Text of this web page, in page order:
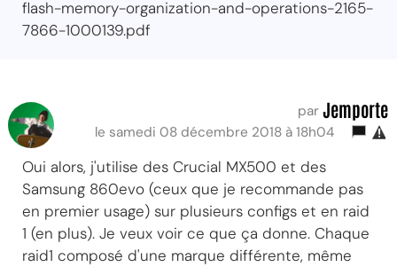
flash-memory-organization-and-operations-2165-
7866-1000139.pdf
par Jemporte
le samedi 08 décembre 2018 à 18h04
Oui alors, j'utilise des Crucial MX500 et des
Samsung 860evo (ceux que je recommande pas
en premier usage) sur plusieurs configs et en raid
1 (en plus). Je veux voir ce que ça donne. Chaque
raid1 composé d'une marque différente, même